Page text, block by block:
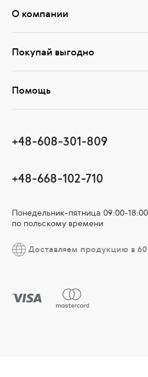
О компании
Покупай выгодно
Помощь
+48-608-301-809
+48-668-102-710
Понедельник-пятница 09:00-18:00
по польскому времени
Доставляем продукцию в